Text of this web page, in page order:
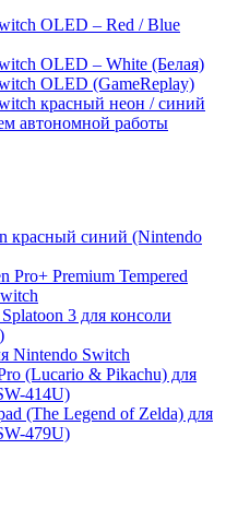
OLED – Red / Blue
OLED – White (Белая)
OLED (GameReplay)
красный неон / синий
автономной работы
красный синий (Nintendo
Pro+ Premium Tempered
3 для консоли
Nintendo Switch
(Lucario & Pikachu) для
414U)
(The Legend of Zelda) для
479U)